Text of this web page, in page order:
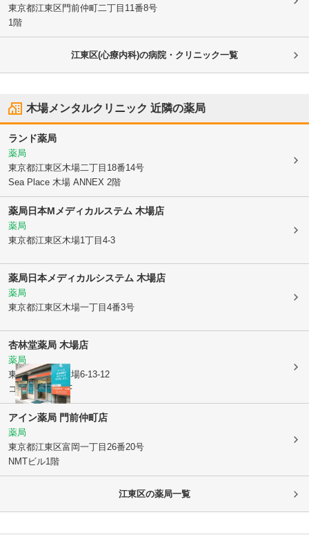
東京都江東区 門前仲町二丁目11番8号
1階
江東区(心療内科)の病院・クリニック一覧
木場メンタルクリニック 近隣の薬局
ランド薬局
薬局
東京都江東区木場二丁目18番14号
Sea Place 木場 ANNEX 2階
薬局日本Mメディカルステム 木場店
薬局
東京都江東区木場1丁目4-3
薬局日本メディカルシステム 木場店
薬局
東京都江東区木場一丁目4番3号
杏林堂薬局 木場店
薬局
東京都江東区木場6-13-12
コーポ千代乃1F
アイン薬局 門前仲町店
薬局
東京都江東区富岡一丁目26番20号
NMTビル1階
江東区の薬局一覧